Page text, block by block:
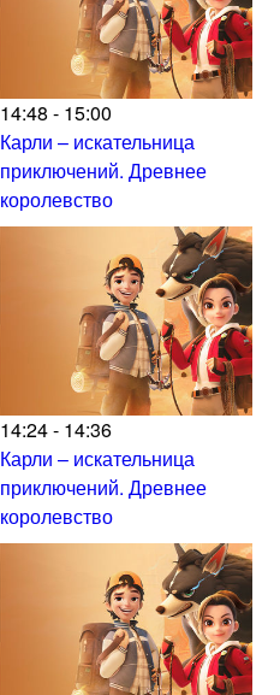
14:48 - 15:00
Карли – искательница
приключений. Древнее
королевство
14:24 - 14:36
Карли – искательница
приключений. Древнее
королевство